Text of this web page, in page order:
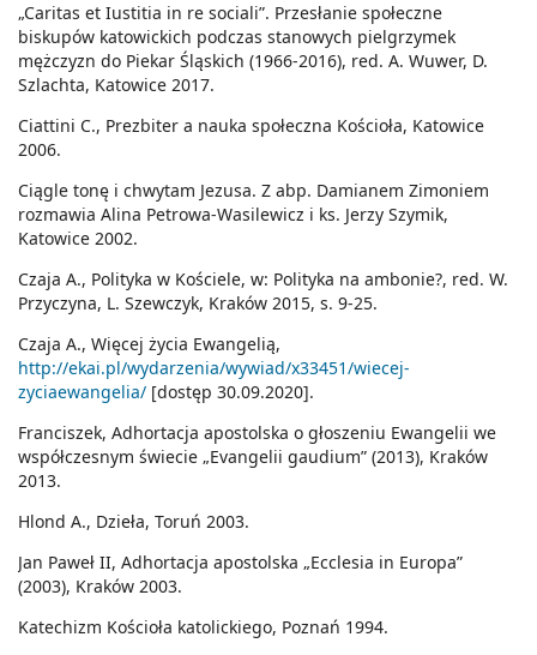
„Caritas et Iustitia in re sociali”. Przesłanie społeczne
biskupów katowickich podczas stanowych pielgrzymek
mężczyzn do Piekar Śląskich (1966-2016), red. A. Wuwer, D.
Szlachta, Katowice 2017.
Ciattini C., Prezbiter a nauka społeczna Kościoła, Katowice
2006.
Ciągle tonę i chwytam Jezusa. Z abp. Damianem Zimoniem
rozmawia Alina Petrowa-Wasilewicz i ks. Jerzy Szymik,
Katowice 2002.
Czaja A., Polityka w Kościele, w: Polityka na ambonie?, red. W.
Przyczyna, L. Szewczyk, Kraków 2015, s. 9-25.
Czaja A., Więcej życia Ewangelią,
http://ekai.pl/wydarzenia/wywiad/x33451/wiecej-
zyciaewangelia/ [dostęp 30.09.2020].
Franciszek, Adhortacja apostolska o głoszeniu Ewangelii we
współczesnym świecie „Evangelii gaudium” (2013), Kraków
2013.
Hlond A., Dzieła, Toruń 2003.
Jan Paweł II, Adhortacja apostolska „Ecclesia in Europa”
(2003), Kraków 2003.
Katechizm Kościoła katolickiego, Poznań 1994.